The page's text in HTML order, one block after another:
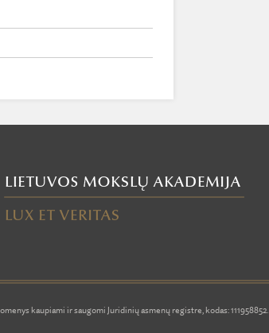
kaupiami ir saugomi Juridinių asmenų registre, kodas: 111958852.